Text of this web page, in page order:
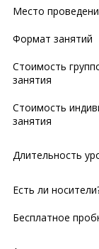
Место
Формат занятий
Стоимость
занятия
Стоимость
занятия
Длительность
Есть ли
Бесплатное